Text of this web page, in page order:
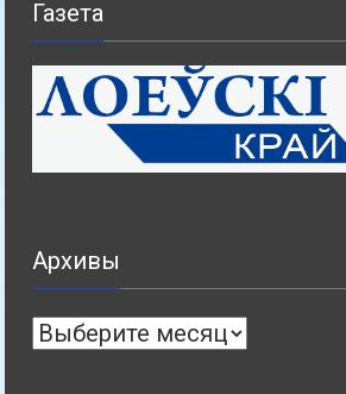
Газета
Архивы
Архивы